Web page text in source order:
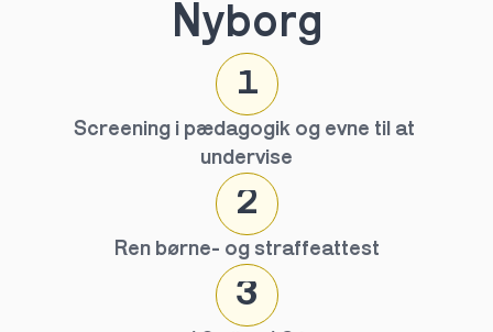
Nyborg
1
Screening i pædagogik og evne til at
undervise
2
Ren børne- og straffeattest
3